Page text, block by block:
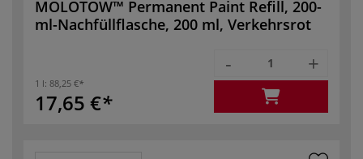
MOLOTOW™ Permanent Paint Refill, 200-
ml-Nachfüllflasche, 200 ml, Verkehrsrot
1 l: 88,25 €
17,65 €
- +